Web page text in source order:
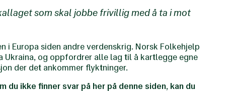
som skal jobbe frivillig med å ta i mot
i Europa siden andre verdenskrig. Norsk Folkehjelp
og oppfordrer alle lag til å kartlegge egne
der det ankommer flyktninger.
du ikke finner svar på her på denne siden, kan du